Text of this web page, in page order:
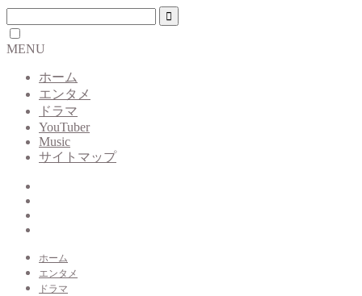
MENU
ホーム
エンタメ
ドラマ
YouTuber
Music
サイトマップ
ホーム
エンタメ
ドラマ